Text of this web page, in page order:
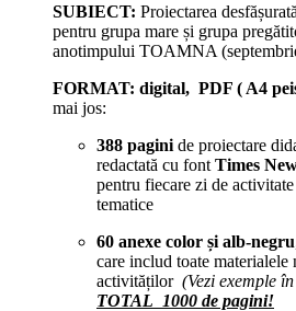
SUBIECT: Proiectarea
pentru grupa mare și grupa
anotimpului TOAMNA
FORMAT: digital, PDF ( A4
mai jos:
388 pagini de proiectare
redactată cu font Times
pentru fiecare zi de
tematice
60 anexe color și alb-negru
care includ toate materialele
activităților (Vezi exemple
TOTAL 1000 de pagini!